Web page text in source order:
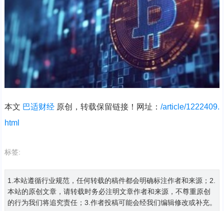
本文 巴适财经原创，转载保留链接！网址： /article/1222409.
html
标签:
1.本站遵循行业规范，任何转载的稿件都会明确标注作者和来源；2.
本站的原创文章，请转载时务必注明文章作者和来源，不尊重原创
的行为我们将追究责任；3.作者投稿可能会经我们编辑修改或补充。